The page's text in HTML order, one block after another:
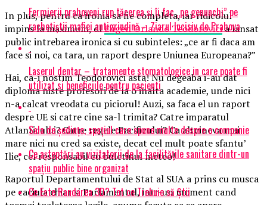
In plus, pentru ca ironia sa fie completa, iar ridicolul
impins la maximum, dlEugen Orlando Teodorovicia lansat
public intrebarea ironica si cu subinteles: „ce ar fi daca am
face si noi, ca tara, un raport despre Uniunea Europeana?”
Hai, ca-i nostim Teodorovici asta! Nu degeaba i-au dat
diploma niste profesori de la o inalta academie, unde nici
n-a calcat vreodata cu piciorul! Auzi, sa faca el un raport
despre UE si catre cine sa-l trimita? Catre imparatul
Atlanticului? Catre regele Pacificului? Ca altcineva mai
mare nici nu cred sa existe, decat cel mult poate sfantu’
Ilie, cel responsabil cu buletinul meteo!
Raportul Departamentului de Stat al SUA a prins cu musca
pe caciula chiar si Parlamentul, intr-un moment cand
Fermierii prahoveni rup tăcerea și îi fac „pe genunchi” pe
rachetiștii mafiei antigrindină – Ziarul Incisiv de Prahova
Laserul dentar – tratamente stomatologice in care poate fi
utilizat si beneficiile pentru pacienti
Sala de ședințe, spațiul care spune multe despre o companie
Ce așteptări au vizitatorii de la facilitățile sanitare dintr-un
spațiu public bine organizat
Ce Este Randarea 3D? Tot ce Trebuie să Știi